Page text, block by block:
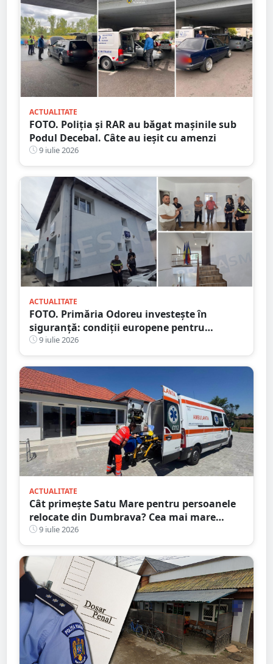
ACTUALITATE
FOTO. Poliția și RAR au băgat mașinile sub
Podul Decebal. Câte au ieșit cu amenzi
9 iulie 2026
ACTUALITATE
FOTO. Primăria Odoreu investește în
siguranță: condiții europene pentru
polițiști. Sediul Poliției, complet reabilitat
9 iulie 2026
ACTUALITATE
Cât primește Satu Mare pentru persoanele
relocate din Dumbrava? Cea mai mare
alocare din țară
9 iulie 2026